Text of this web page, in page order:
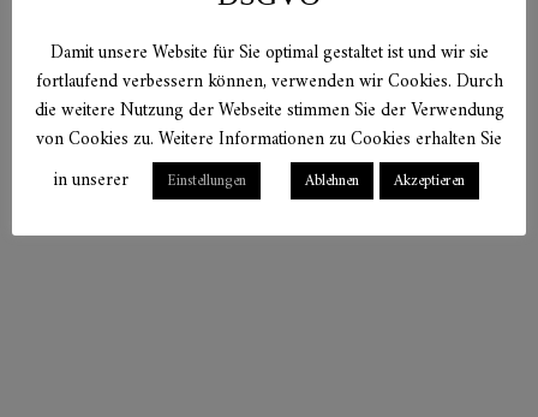
Verwandte
Produkte
Damit unsere Website für Sie optimal gestaltet ist und wir sie
fortlaufend verbessern können, verwenden wir Cookies. Durch
die weitere Nutzung der Webseite stimmen Sie der Verwendung
von Cookies zu. Weitere Informationen zu Cookies erhalten Sie
in unserer
Einstellungen Ablehnen Akzeptieren